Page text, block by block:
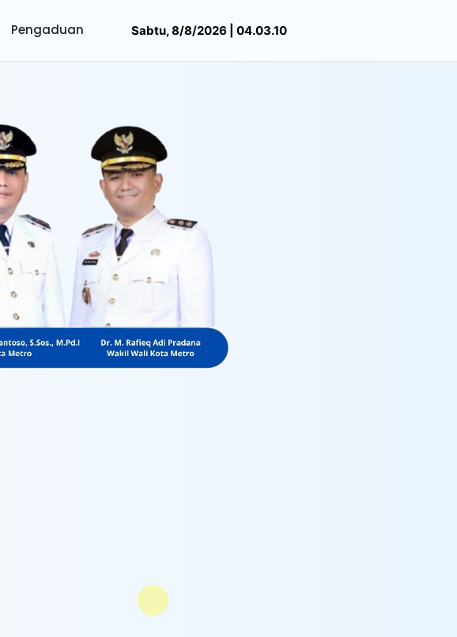
Pengaduan Sabtu, 8/8/2026 | 04.03.11